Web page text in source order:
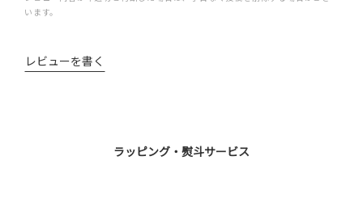
います。
レビューを書く
ラッピング・熨斗サービス